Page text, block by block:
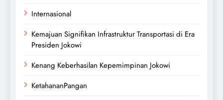
Internasional
Kemajuan Signifikan Infrastruktur Transportasi di Era
Presiden Jokowi
Kenang Keberhasilan Kepemimpinan Jokowi
KetahananPangan